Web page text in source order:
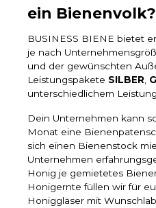
ein Bienenvolk?
BUSINESS BIENE bietet
je nach
und der gewünschten
Leistungspakete SILBER
unterschiedlichem
Dein Unternehmen kann
Monat eine
sich einen Bienenstock
Unternehmen
Honig je gemietetes
Honigernte füllen wir für
Honiggläser mit